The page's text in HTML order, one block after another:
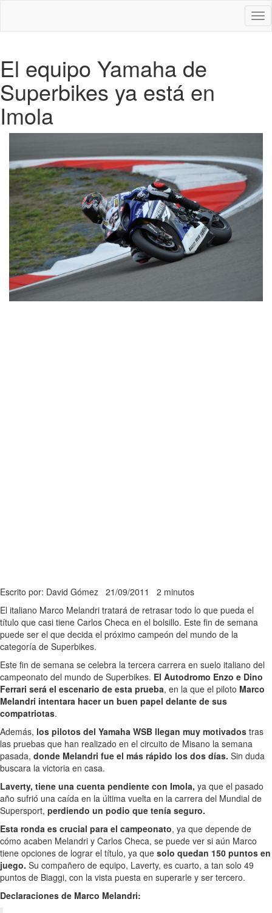
El equipo Yamaha de
Superbikes ya está en
Imola
Escrito por: David Gómez 21/09/2011 2 minutos
El italiano Marco Melandri tratará de retrasar todo lo que pueda el
título que casi tiene Carlos Checa en el bolsillo. Este fin de semana
puede ser el que decida el próximo campeón del mundo de la
categoría de Superbikes.
Este fin de semana se celebra la tercera carrera en suelo italiano del
campeonato del mundo de Superbikes. El Autodromo Enzo e Dino
Ferrari será el escenario de esta prueba, en la que el piloto Marco
Melandri intentara hacer un buen papel delante de sus
compatriotas.
Además, los pilotos del Yamaha WSB llegan muy motivados tras
las pruebas que han realizado en el circuito de Misano la semana
pasada, donde Melandri fue el más rápido los dos días. Sin duda
buscara la victoria en casa.
Laverty, tiene una cuenta pendiente con Imola, ya que el pasado
año sufrió una caída en la última vuelta en la carrera del Mundial de
Supersport, perdiendo un podio que tenía seguro.
Esta ronda es crucial para el campeonato, ya que depende de
cómo acaben Melandri y Carlos Checa, se puede ver si aún Marco
tiene opciones de lograr el título, ya que solo quedan 150 puntos en
juego. Su compañero de equipo, Laverty, es cuarto, a tan solo 49
puntos de Biaggi, con la vista puesta en superarle y ser tercero.
Declaraciones de Marco Melandri: